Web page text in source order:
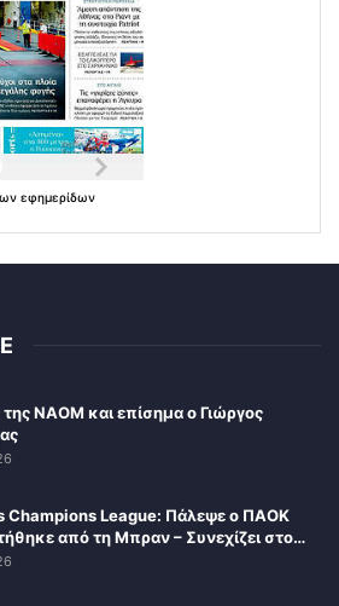
εφημερίδων
της ΝΑΟΜ και επίσημα ο Γιώργος
Champions League: Πάλεψε ο ΠΑΟΚ
από τη Μπραν – Συνεχίζει στο…